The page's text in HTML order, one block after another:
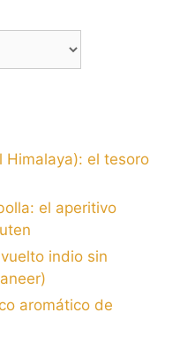
Himalaya): el tesoro
el aperitivo
indio sin
aromático de